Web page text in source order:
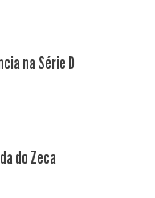
na Série D
do Zeca